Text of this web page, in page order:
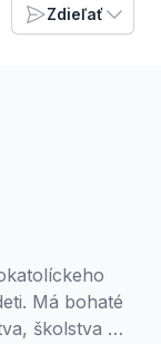
Zdieľať
Má bohaté
školstva aj